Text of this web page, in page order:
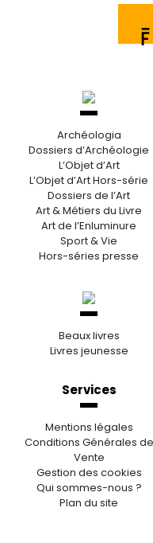
Archéologia
Dossiers d’Archéologie
L’Objet d’Art
L’Objet d’Art Hors-série
Dossiers de l’Art
Art & Métiers du Livre
Art de l’Enluminure
Sport & Vie
Hors-séries presse
Beaux livres
Livres jeunesse
Services
Mentions légales
Conditions Générales de
Vente
Gestion des cookies
Qui sommes-nous ?
Plan du site